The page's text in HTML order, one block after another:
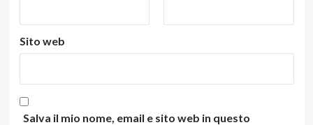
Sito web
Salva il mio nome, email e sito web in questo